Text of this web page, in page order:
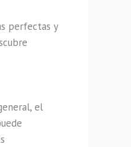
perfectas y
el